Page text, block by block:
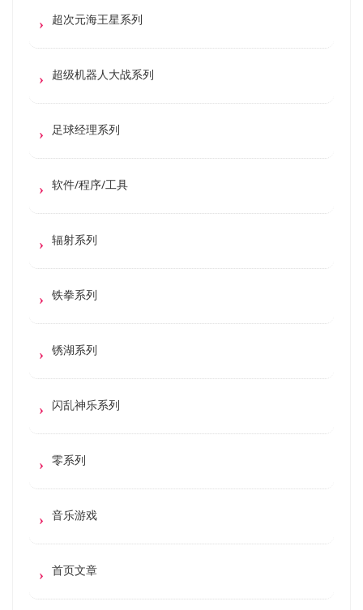
超次元海王星系列
超级机器人大战系列
足球经理系列
软件/程序/工具
辐射系列
铁拳系列
锈湖系列
闪乱神乐系列
零系列
音乐游戏
首页文章